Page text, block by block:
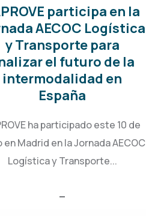
participa en la
AECOC Logística
y Transporte para
el futuro de la
intermodalidad en
España
ha participado este 10 de
en Madrid en la Jornada AECOC
Logística y Transporte...